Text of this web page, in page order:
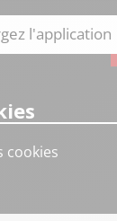
l'application
cookies